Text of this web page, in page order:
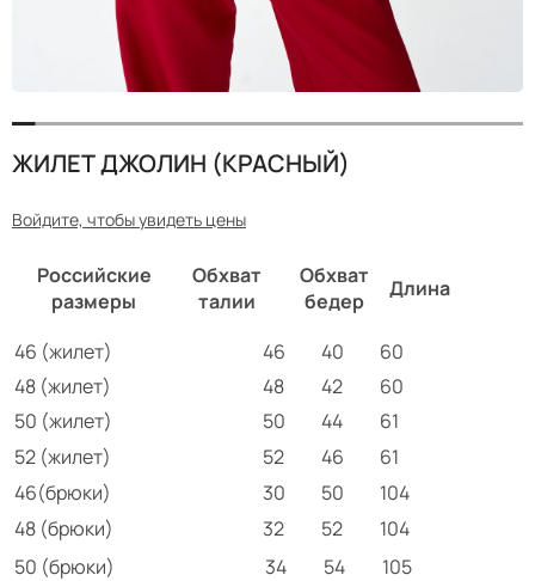
ЖИЛЕТ ДЖОЛИН (КРАСНЫЙ)
Войдите, чтобы увидеть цены
Российские
размеры
Обхват
талии
Обхват
бедер
Длина
46 (жилет) 46 40
60
48 (жилет)
48 42
60
50 (жилет)
50 44
61
52 (жилет)
52 46
61
46(брюки)
30 50
104
48 (брюки)
32 52
104
50 (брюки)
34 54
105